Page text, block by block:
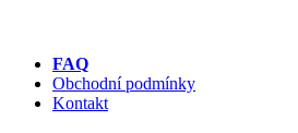
FAQ
Obchodní podmínky
Kontakt